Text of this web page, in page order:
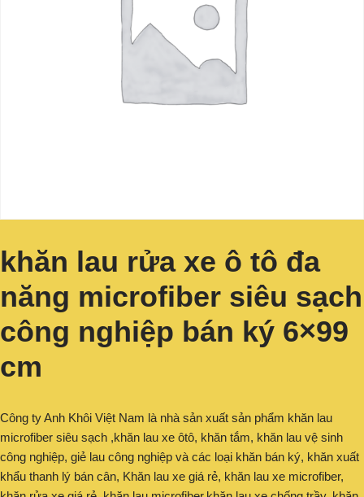
khăn lau rửa xe ô tô đa
năng microfiber siêu sạch
công nghiệp bán ký 6×99
cm
Công ty Anh Khôi Việt Nam là nhà sản xuất sản phẩm khăn lau
microfiber siêu sạch ,khăn lau xe ôtô, khăn tắm, khăn lau vệ sinh
công nghiệp, giẻ lau công nghiệp và các loại khăn bán ký, khăn xuất
khẩu thanh lý bán cân, Khăn lau xe giá rẻ, khăn lau xe microfiber,